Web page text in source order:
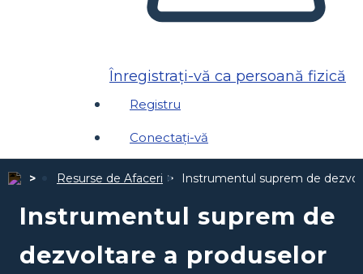
Înregistrați-vă ca persoană fizică
Registru
Conectați-vă
Resurse de Afaceri Instrumentul suprem de
Instrumentul suprem de
dezvoltare a produselor